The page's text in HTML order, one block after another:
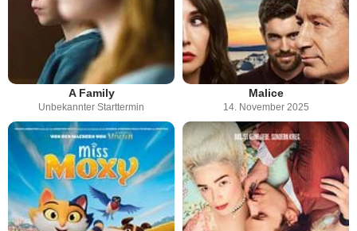
A Family
Unbekannter Starttermin
Malice
14. November 2025